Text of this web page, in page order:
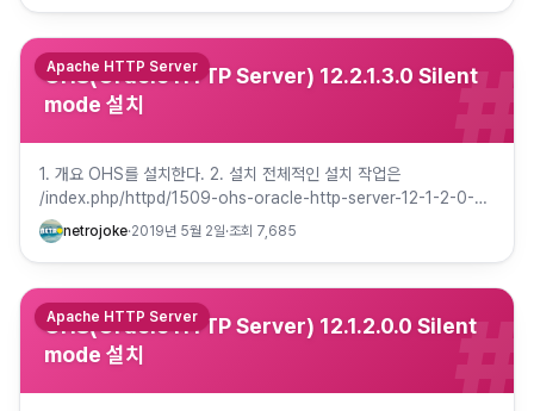
OHS(Oracle HTTP Server) 12.2.1.3.0 Silent
mode 설치
#
Apache HTTP Server
1. 개요 OHS를 설치한다. 2. 설치 전체적인 설치 작업은
/index.php/httpd/1509-ohs-oracle-http-server-12-1-2-0-0-
silent-mode 와 동일하다.…
netrojoke·2019년 5월 2일·조회 7,685
OHS(Oracle HTTP Server) 12.1.2.0.0 Silent
mode 설치
#
Apache HTTP Server